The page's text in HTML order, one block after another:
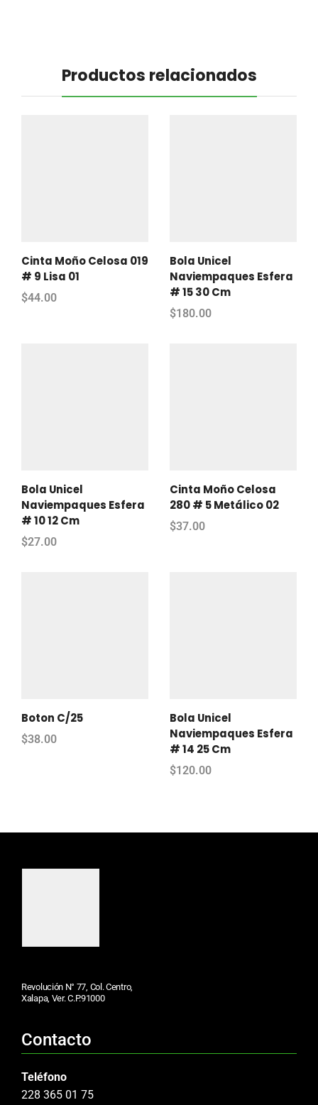
Productos relacionados
Cinta Moño Celosa 019
# 9 Lisa 01
$44.00
Bola Unicel
Naviempaques Esfera
# 15 30 Cm
$180.00
Bola Unicel
Naviempaques Esfera
# 10 12 Cm
$27.00
Cinta Moño Celosa
280 # 5 Metálico 02
$37.00
Boton C/25
$38.00
Bola Unicel
Naviempaques Esfera
# 14 25 Cm
$120.00
Revolución N° 77, Col. Centro,
Xalapa, Ver. C.P.91000
Contacto
Teléfono
228 365 01 75